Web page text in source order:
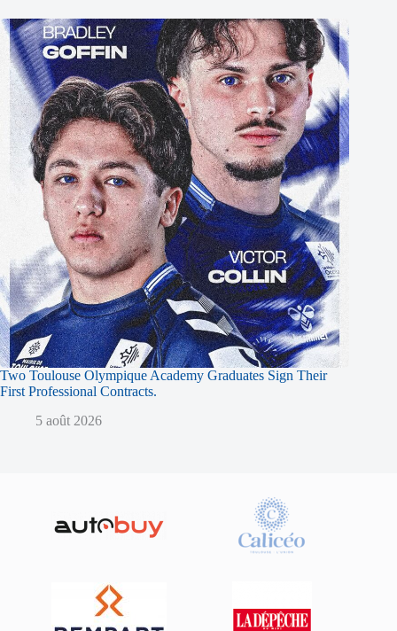
Two Toulouse Olympique Academy Graduates Sign Their
First Professional Contracts.
5 août 2026